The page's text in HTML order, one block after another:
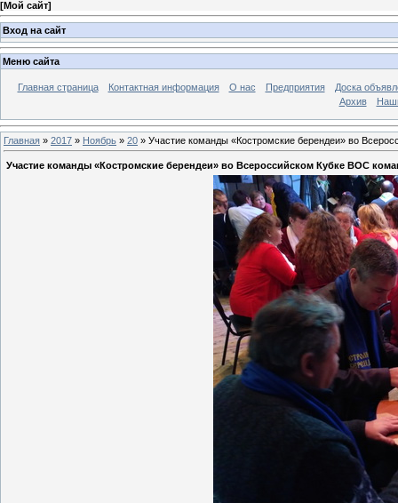
[Мой сайт]
Вход на сайт
Меню сайта
Главная страница Контактная информация О нас Предприятия
Доска
Архив
Главная » 2017 » Ноябрь » 20 » Участие команды «Костромские берендеи» во
Участие команды «Костромские берендеи» во Всероссийском Кубке ВОС